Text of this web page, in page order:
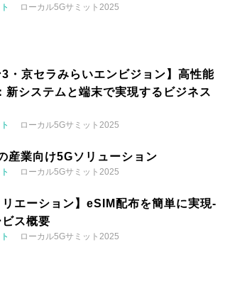
ローカル5Gサミット2025
3・京セラみらいエンビジョン】高性能
新システムと端末で実現するビジネス
ローカル5Gサミット2025
産業向け5Gソリューション
ローカル5Gサミット2025
リエーション】eSIM配布を簡単に実現-
ス概要
ローカル5Gサミット2025